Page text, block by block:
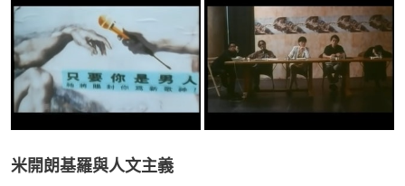
米開朗基羅與人文主義